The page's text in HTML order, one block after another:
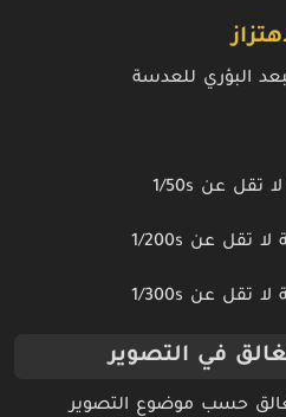
في التصوير
حسب موضوع التصوير